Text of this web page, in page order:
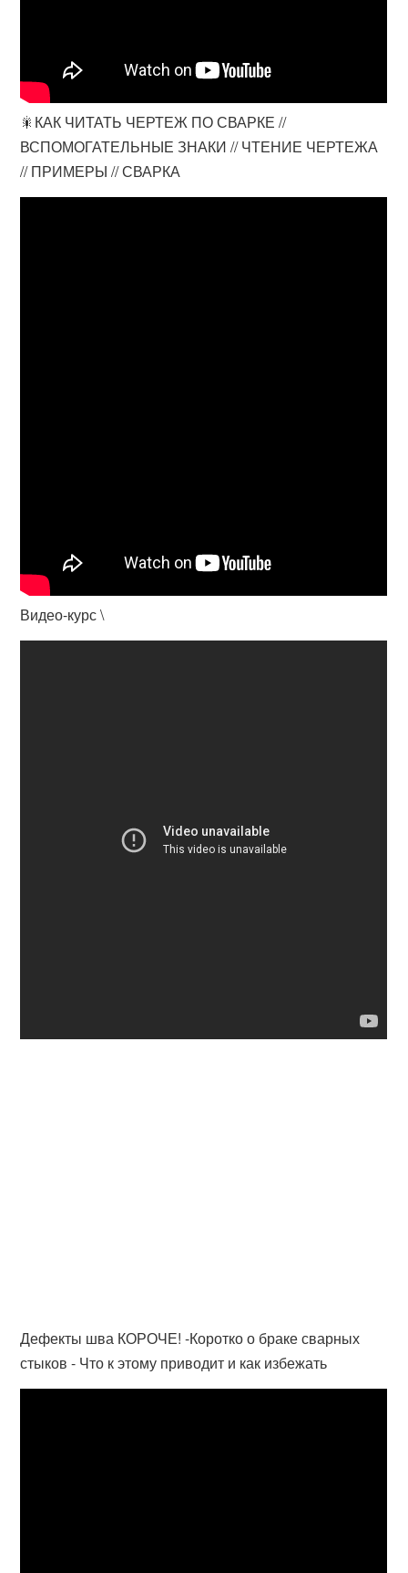
🎇КАК ЧИТАТЬ ЧЕРТЕЖ ПО СВАРКЕ //
ВСПОМОГАТЕЛЬНЫЕ ЗНАКИ // ЧТЕНИЕ ЧЕРТЕЖА
// ПРИМЕРЫ // СВАРКА
Видео-курс \
Дефекты шва КОРОЧЕ! -Коротко о браке сварных
стыков - Что к этому приводит и как избежать